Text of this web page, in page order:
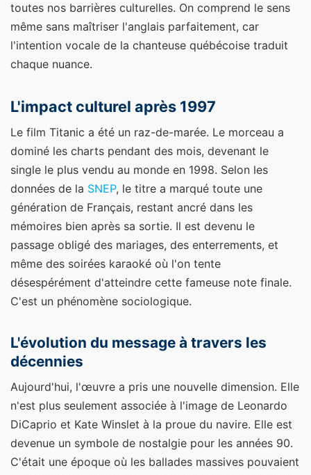
toutes nos barrières culturelles. On comprend le sens
même sans maîtriser l'anglais parfaitement, car
l'intention vocale de la chanteuse québécoise traduit
chaque nuance.
L'impact culturel après 1997
Le film Titanic a été un raz-de-marée. Le morceau a
dominé les charts pendant des mois, devenant le
single le plus vendu au monde en 1998. Selon les
données de la SNEP, le titre a marqué toute une
génération de Français, restant ancré dans les
mémoires bien après sa sortie. Il est devenu le
passage obligé des mariages, des enterrements, et
même des soirées karaoké où l'on tente
désespérément d'atteindre cette fameuse note finale.
C'est un phénomène sociologique.
L'évolution du message à travers les
décennies
Aujourd'hui, l'œuvre a pris une nouvelle dimension. Elle
n'est plus seulement associée à l'image de Leonardo
DiCaprio et Kate Winslet à la proue du navire. Elle est
devenue un symbole de nostalgie pour les années 90.
C'était une époque où les ballades massives pouvaient